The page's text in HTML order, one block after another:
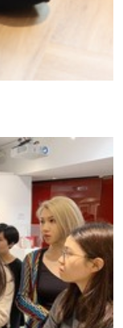
支付
以现金、「易
付宝
注明「香港大
程名称及申请